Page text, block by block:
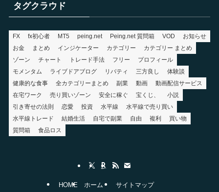
タグクラウド
FX fx初心者 MT5 peing.net Peing.net 質問箱 VOD
お知らせ
お金
まとめ インジケーター カテゴリー
カテゴリー まとめ
ゾーン
チャート トレード手法 フリー
プロフィール
モメンタム
ライブドアブログ リバティ 三方良し
体験談
健康的な食事
全カテゴリーまとめ 副業 動画
動画配信サービス
在宅ワーク
売り買いゾーン 安全に稼ぐ 宝くじ、
小説
引き寄せの法則
恋愛 投資 水平線
水平線で売り買い
水平線トレード
結婚生活 自宅で副業 自由 複利
買い物
質問箱
食品ロス
HOME ホーム サイトマップ